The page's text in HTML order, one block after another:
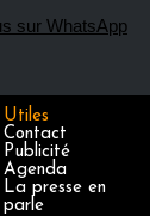
Utiles
Contact
Publicité
Agenda
La presse en
parle